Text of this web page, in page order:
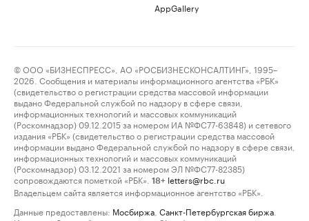
AppGallery
© ООО «БИЗНЕСПРЕСС», АО «РОСБИЗНЕСКОНСАЛТИНГ», 1995–
2026. Сообщения и материалы информационного агентства «РБК»
(свидетельство о регистрации средства массовой информации
выдано Федеральной службой по надзору в сфере связи,
информационных технологий и массовых коммуникаций
(Роскомнадзор) 09.12.2015 за номером ИА №ФС77-63848) и сетевого
издания «РБК» (свидетельство о регистрации средства массовой
информации выдано Федеральной службой по надзору в сфере связи,
информационных технологий и массовых коммуникаций
(Роскомнадзор) 03.12.2021 за номером ЭЛ №ФС77-82385)
сопровождаются пометкой «РБК».
18+ letters@rbc.ru
Владельцем сайта является информационное агентство «РБК».
Данные предоставлены: Мосбиржа Санкт-Петербургская биржа